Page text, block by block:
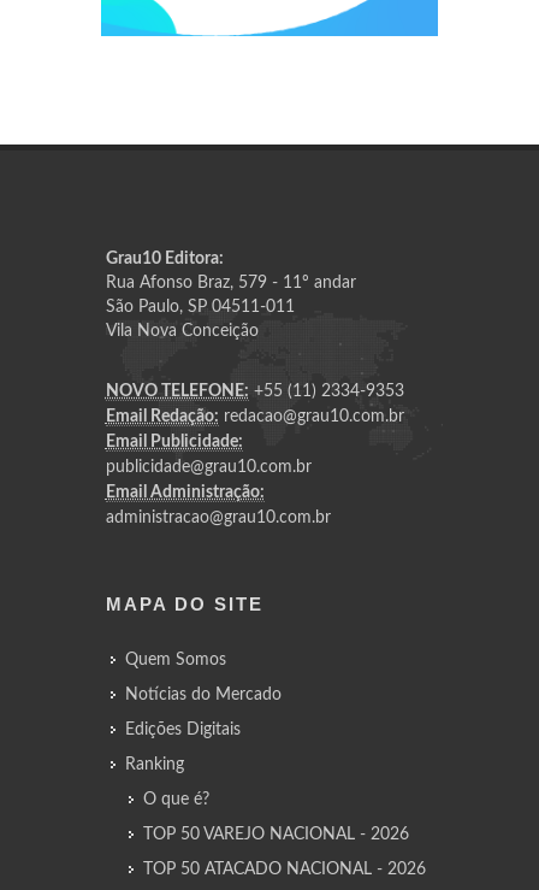
Grau10 Editora:
Rua Afonso Braz, 579 - 11º andar
São Paulo, SP 04511-011
Vila Nova Conceição
NOVO TELEFONE: +55 (11) 2334-9353
Email Redação: redacao@grau10.com.br
Email Publicidade:
publicidade@grau10.com.br
Email Administração:
administracao@grau10.com.br
MAPA DO SITE
Quem Somos
Notícias do Mercado
Edições Digitais
Ranking
O que é?
TOP 50 VAREJO NACIONAL - 2026
TOP 50 ATACADO NACIONAL - 2026